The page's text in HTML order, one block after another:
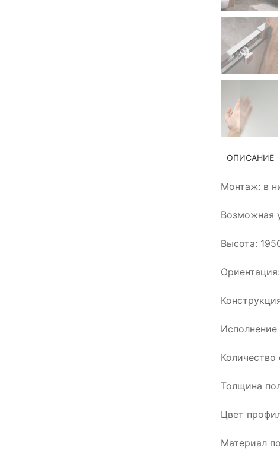
ОПИСАНИЕ
Монтаж: в
Возможная
Высота:
Количество
Толщина
Цвет
Материал